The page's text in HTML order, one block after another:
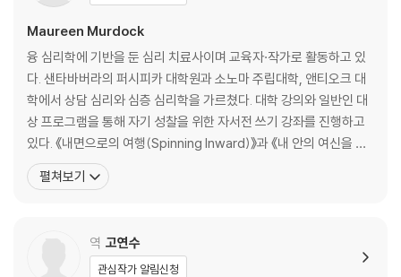
내면의 아니무스와 아버지
도전과 성공의 조련사, 아버지
제우스 머리에서 태어난 아테나
영웅의 길에 들어서다
갑옷 입은 아마조네스의 내면
열등감과 완벽주의
괴물과 용을 만나다
머리 둘 달린 용, 모성과 경력 사이
Maureen Murdock
융 심리학에 기반을 둔 심리 치료사이며 교육자·작가로 활동하고 있
다. 샌타바버라의 퍼시피카 대학원과 소노마 주립대학, 앤티오크 대
학에서 상담 심리와 심층 심리학을 가르쳤다. 대학 강의와 일반인 대
상 프로그램을 통해 자기 성찰을 위한 자서전 쓰기 강좌를 진행하고
있다. 《내면으로의 여행(Spinning Inward)》과 《내 안의 여신을 찾
아서(The Heroine’s Journey)》 두 권의 책으로 베스트셀러 작가
가 되었다. 조지프 캠벨의 ‘영웅의 여정’에서 영감을 얻어 쓴 《내 안의
펼쳐보기
역 고연수
관심작가 알림신청